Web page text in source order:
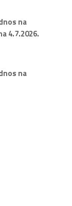
na
4.7.2026.
na